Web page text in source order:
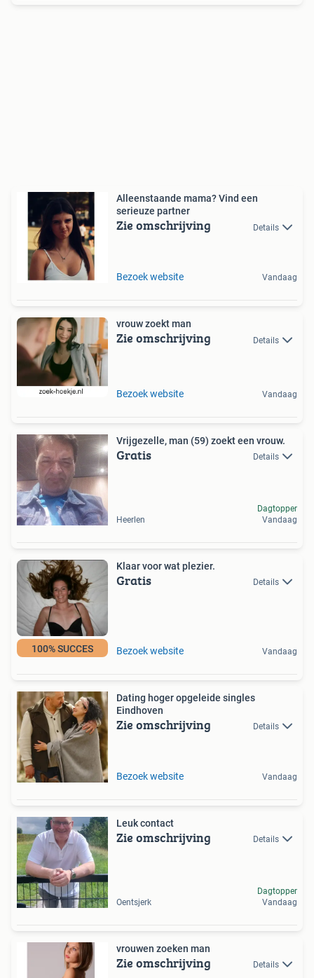
Alleenstaande mama? Vind een
serieuze partner
Zie omschrijving Details
Bezoek website Vandaag
vrouw zoekt man
Zie omschrijving Details
Bezoek website Vandaag
Vrijgezelle, man (59) zoekt een vrouw.
Gratis Details
Heerlen
Dagtopper
Vandaag
100% SUCCES
Klaar voor wat plezier.
Gratis Details
Bezoek website Vandaag
Dating hoger opgeleide singles
Eindhoven
Zie omschrijving Details
Bezoek website Vandaag
Leuk contact
Zie omschrijving Details
Oentsjerk
Dagtopper
Vandaag
vrouwen zoeken man
Zie omschrijving Details